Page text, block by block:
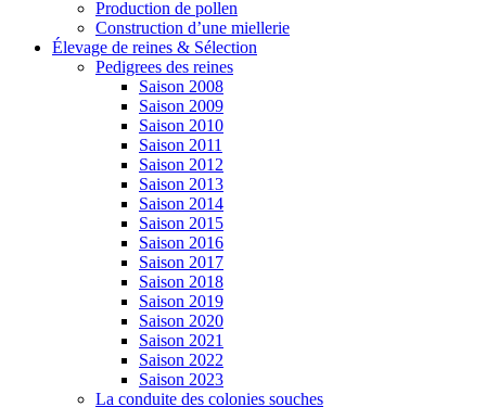
Production de pollen
Construction d’une miellerie
Élevage de reines & Sélection
Pedigrees des reines
Saison 2008
Saison 2009
Saison 2010
Saison 2011
Saison 2012
Saison 2013
Saison 2014
Saison 2015
Saison 2016
Saison 2017
Saison 2018
Saison 2019
Saison 2020
Saison 2021
Saison 2022
Saison 2023
La conduite des colonies souches